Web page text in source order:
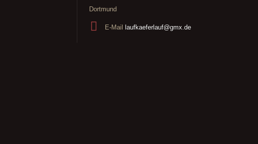
Dortmund
E-Mail laufkaeferlauf@gmx.de